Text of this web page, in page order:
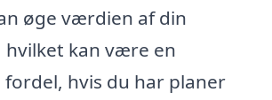
øge værdien af din
hvilket kan være en
hvis du har planer